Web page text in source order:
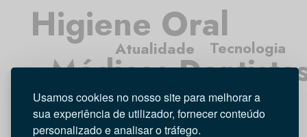
Usamos cookies no nosso site para melhorar a
sua experiência de utilizador, fornecer conteúdo
personalizado e analisar o tráfego.
Atualidade
Médicos
Higiene Oral
Entrevista
Opinião
Tecnologia